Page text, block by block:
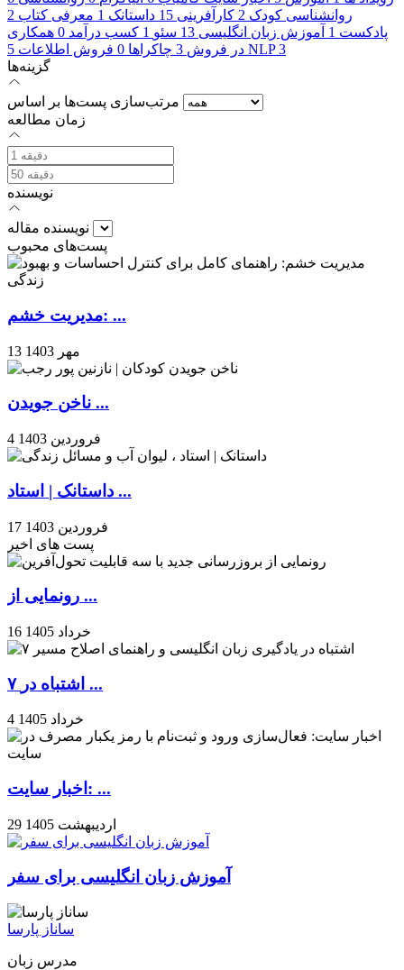
روانشناسی کودک 2 کارآفرینی 15 داستانک 1 معرفی کتاب 2
پادکست 1 آموزش زبان انگلیسی 13 سئو 1 کسب درآمد 0 همکاری
در فروش 3 چاکراها 0 فروش اطلاعات 5 NLP 3
گزینه‌ها
مرتب‌سازی پست‌ها بر اساس
زمان مطالعه
نویسنده
نویسنده مقاله
پست‌های محبوب
مدیریت خشم: ...
13 مهر 1403
ناخن جویدن ...
4 فروردین 1403
داستانک | استاد ...
17 فروردین 1403
پست های اخیر
رونمایی از ...
16 خرداد 1405
۷ اشتباه در ...
4 خرداد 1405
اخبار سایت: ...
29 اردیبهشت 1405
آموزش زبان انگلیسی برای سفر
ساناز پارسا
مدرس زبان